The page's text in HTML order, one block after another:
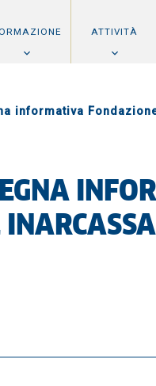
ATTIVITÀ
informativa